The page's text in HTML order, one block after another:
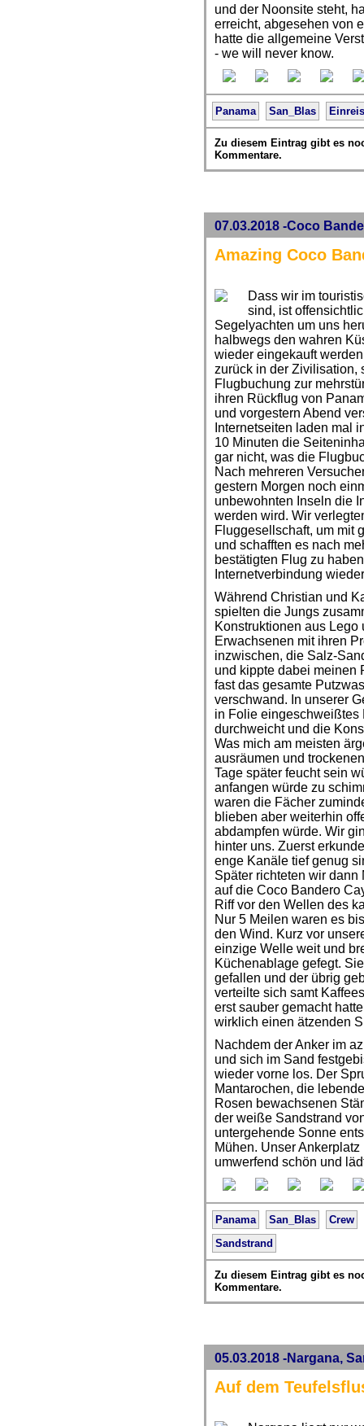
und der Noonsite steht,
erreicht, abgesehen von
hatte die allgemeine
- we will never know.
Panama San_Blas
Zu diesem Eintrag gibt es
Kommentare.
07.03.2018 -Coco
Amazing Coco
Dass wir im
sind, ist
Segelyachten um uns
halbwegs den wahren
wieder eingekauft
zurück in der Zivilisation,
Flugbuchung zur
ihren Rückflug von
und vorgestern Abend
Internetseiten laden mal
10 Minuten die
gar nicht, was die
Nach mehreren
gestern Morgen noch
unbewohnten Inseln die
werden wird. Wir
Fluggesellschaft, um mit
und schafften es nach
bestätigten Flug zu
Internetverbindung
Während Christian und
spielten die Jungs
Konstruktionen aus
Erwachsenen mit ihren
inzwischen, die Salz-
und kippte dabei meinen
fast das gesamte
verschwand. In unserer
in Folie eingeschweißtes
durchweicht und die
Was mich am meisten
ausräumen und
Tage später feucht sein
anfangen würde zu
waren die Fächer
blieben aber weiterhin
abdampfen würde. Wir
hinter uns. Zuerst
enge Kanäle tief genug
Später richteten wir
auf die Coco Bandero
Riff vor den Wellen des
Nur 5 Meilen waren es
den Wind. Kurz vor
einzige Welle weit und
Küchenablage gefegt.
gefallen und der übrig
verteilte sich samt
erst sauber gemacht
wirklich einen ätzenden
Nachdem der Anker im
und sich im Sand
wieder vorne los. Der
Mantarochen, die
Rosen bewachsenen
der weiße Sandstrand
untergehende Sonne
Mühen. Unser
umwerfend schön und
Panama San_Blas
Crew
Sandstrand
Zu diesem Eintrag gibt es
Kommentare.
05.03.2018 -Nargana,
Auf dem